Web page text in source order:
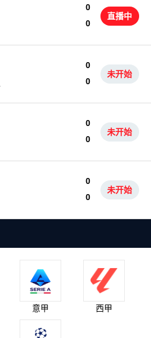
0
0
直播中
0
0
未开始
0
0
未开始
0
0
未开始
意甲 西甲